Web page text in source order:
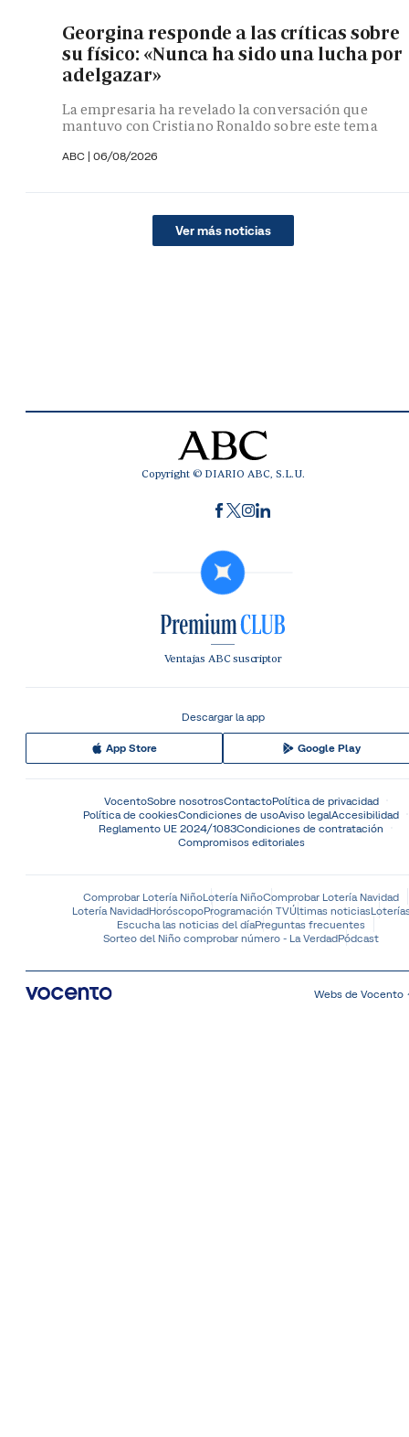
Georgina responde a las críticas sobre
su físico: «Nunca ha sido una lucha por
adelgazar»
La empresaria ha revelado la conversación que
mantuvo con Cristiano Ronaldo sobre este tema
ABC | 06/08/2026
Ver más noticias
Copyright © DIARIO ABC, S.L.U.
Ventajas ABC suscriptor
Descargar la app
App Store Google Play
VocentoSobre nosotrosContactoPolítica de privacidad
Política de cookiesCondiciones de usoAviso legalAccesibilidad
Reglamento UE 2024/1083Condiciones de contratación
Compromisos editoriales
Comprobar Lotería NiñoLotería NiñoComprobar Lotería Navidad
Lotería NavidadHoróscopoProgramación TVÚltimas noticias
Escucha las noticias del díaPreguntas frecuentes
Sorteo del Niño comprobar número - La VerdadPódcast
Webs de Vocento